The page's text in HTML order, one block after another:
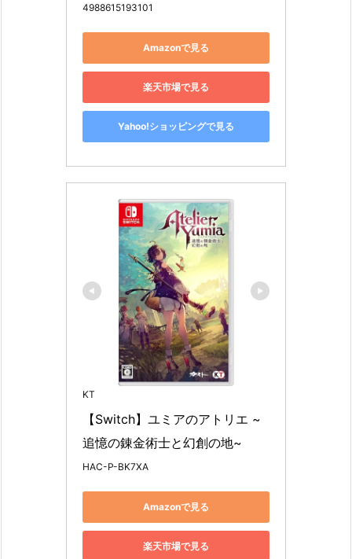
4988615193101
Amazonで見る
楽天市場で見る
Yahoo!ショッピングで見る
KT
【Switch】ユミアのアトリエ ~
追憶の錬金術士と幻創の地~
HAC-P-BK7XA
Amazonで見る
楽天市場で見る